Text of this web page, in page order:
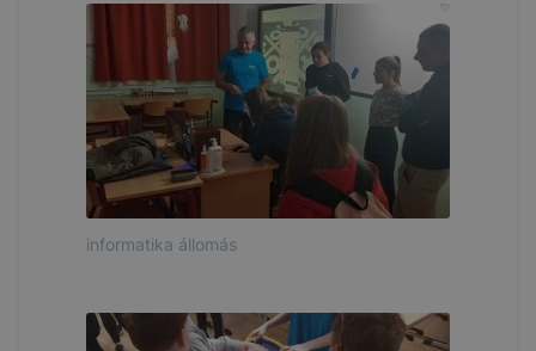
informatika állomás